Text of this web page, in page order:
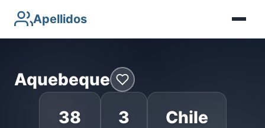
Apellidos
Aquebeque
38
3 Chile